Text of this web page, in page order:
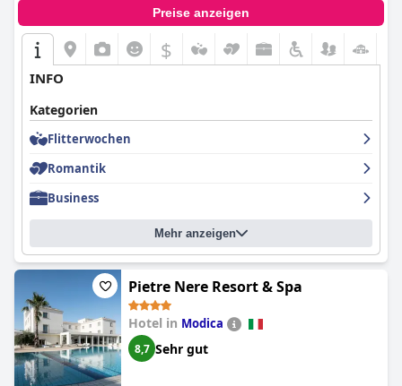
Preise anzeigen
$
INFO
Kategorien
Flitterwochen
Romantik
Business
Mehr anzeigen
Pietre Nere Resort & Spa
Hotel in Modica
8,7 Sehr gut